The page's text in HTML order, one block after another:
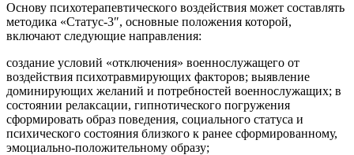
Основу психотерапевтического воздействия может составлять
методика «Статус-3″, основные положения которой,
включают следующие направления:
создание условий «отключения» военнослужащего от
воздействия психотравмирующих факторов; выявление
доминирующих желаний и потребностей военнослужащих; в
состоянии релаксации, гипнотического погружения
сформировать образ поведения, социального статуса и
психического состояния близкого к ранее сформированному,
эмоциально-положительному образу;